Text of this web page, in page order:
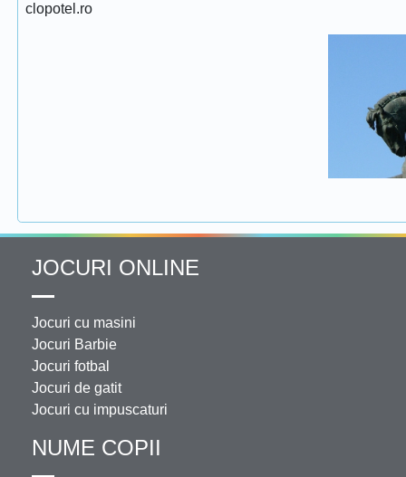
clopotel.ro
JOCURI ONLINE
Jocuri cu masini
Jocuri Barbie
Jocuri fotbal
Jocuri de gatit
Jocuri cu impuscaturi
NUME COPII